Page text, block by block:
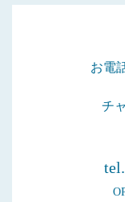
お電
チ
tel.